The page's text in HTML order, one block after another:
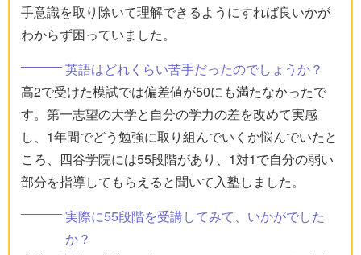
手意識を取り除いて理解できるようにすれば良いかが
わからず困っていました。
英語はどれくらい苦手だったのでしょうか？
高2で受けた模試では偏差値が50にも満たなかったで
す。第一志望の大学と自分の学力の差を改めて実感
し、1年間でどう勉強に取り組んでいくか悩んでいたと
ころ、四谷学院には55段階があり、1対1で自分の弱い
部分を指導してもらえると聞いて入塾しました。
実際に55段階を受講してみて、いかがでした
か？